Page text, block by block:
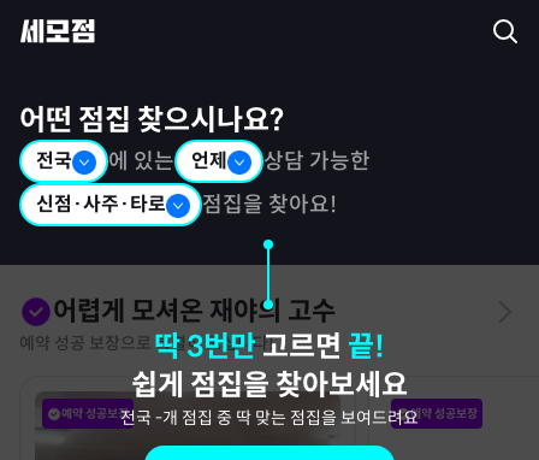
어떤 점집 찾으시나요?
전국 에 있는 언제 상담 가능한
신점·사주·타로 점집을 찾아요!
딱 3번만 고르면 끝!
쉽게 점집을 찾아보세요
전국 -개 점집 중 딱 맞는 점집을 보여드려요
어렵게 모셔온 재야의 고수
예약 성공 보장으로 특별히 모십니다!
예약 성공보장 예약 성공보장